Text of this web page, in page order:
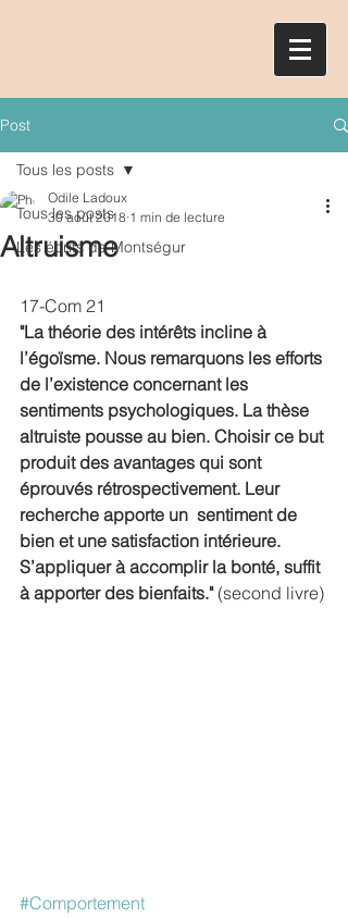
Post
Tous les posts
Les écrits de Montségur
Tous les posts
Altruisme
Odile Ladoux
30 août 2018 1 min de lecture
17-Com 21
"La théorie des intérêts incline à
l’égoïsme. Nous remarquons les efforts
de l’existence concernant les
sentiments psychologiques. La thèse
altruiste pousse au bien. Choisir ce but
produit des avantages qui sont
éprouvés rétrospectivement. Leur
recherche apporte un  sentiment de
bien et une satisfaction intérieure.
S’appliquer à accomplir la bonté, suffit
à apporter des bienfaits." (second livre)
#Comportement